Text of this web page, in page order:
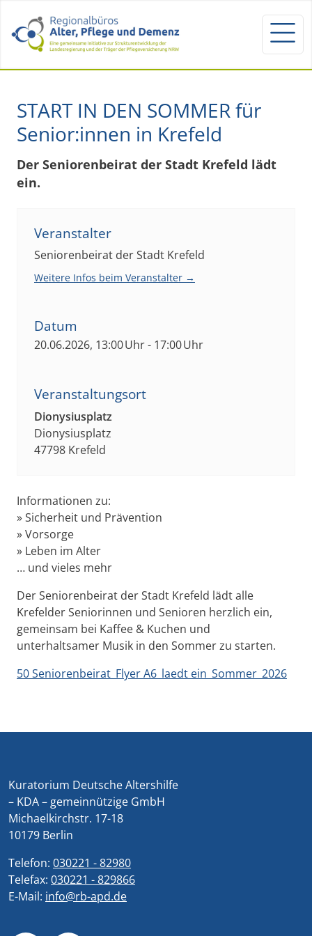
START IN DEN SOMMER für
Senior:innen in Krefeld
Der Seniorenbeirat der Stadt Krefeld lädt
ein.
Veranstalter
Seniorenbeirat der Stadt Krefeld
Weitere Infos beim Veranstalter →
Datum
20.06.2026, 13:00 Uhr - 17:00 Uhr
Veranstaltungsort
Dionysiusplatz
Dionysiusplatz
47798 Krefeld
Informationen zu:
» Sicherheit und Prävention
» Vorsorge
» Leben im Alter
… und vieles mehr
Der Seniorenbeirat der Stadt Krefeld lädt alle
Krefelder Seniorinnen und Senioren herzlich ein,
gemeinsam bei Kaffee & Kuchen und
unterhaltsamer Musik in den Sommer zu starten.
50 Seniorenbeirat_Flyer A6_laedt ein_Sommer_2026
Kuratorium Deutsche Altershilfe
– KDA – gemeinnützige GmbH
Michaelkirchstr. 17-18
10179 Berlin
Telefon: 030221 - 82980
Telefax: 030221 - 829866
E-Mail: info@rb-apd.de